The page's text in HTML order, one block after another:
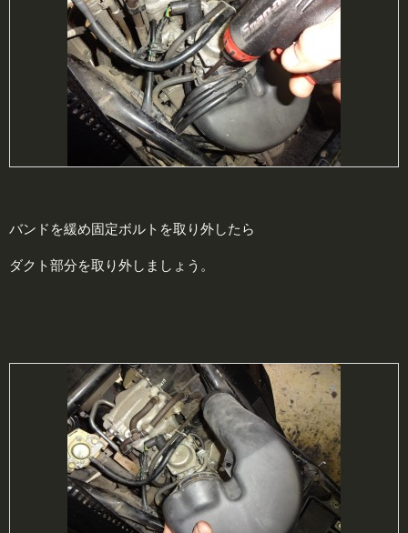
バンドを緩め固定ボルトを取り外したら
ダクト部分を取り外しましょう。